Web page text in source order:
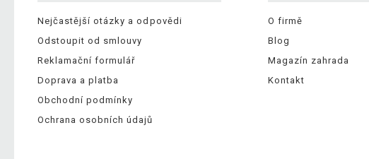
Nejčastější otázky a odpovědi
Odstoupit od smlouvy
Reklamační formulář
Doprava a platba
Obchodní podmínky
Ochrana osobních údajů
O firmě
Blog
Magazín zahrada
Kontakt